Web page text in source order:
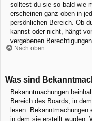
solltest du sie so bald wie
erscheinen ganz oben in
persönlichen Bereich. Ob
kannst oder nicht, hängt
vergebenen
Nach oben
Was sind
Bekanntmachungen
Bereich des Boards, in
lesen. Bekanntmachungen
in dem sie erstellt wurden.